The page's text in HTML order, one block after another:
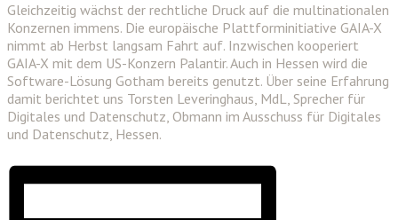
Gleichzeitig wächst der rechtliche Druck auf die multinationalen
Konzernen immens. Die europäische Plattforminitiative GAIA-X
nimmt ab Herbst langsam Fahrt auf. Inzwischen kooperiert
GAIA-X mit dem US-Konzern Palantir. Auch in Hessen wird die
Software-Lösung Gotham bereits genutzt. Über seine Erfahrung
damit berichtet uns Torsten Leveringhaus, MdL, Sprecher für
Digitales und Datenschutz, Obmann im Ausschuss für Digitales
und Datenschutz, Hessen.